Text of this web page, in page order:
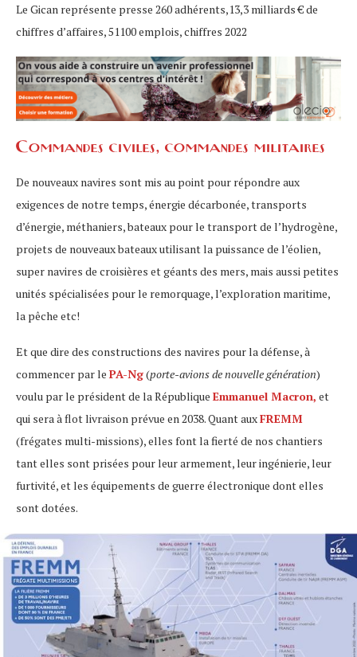
Le Gican représente presse 260 adhérents,13,3 milliards € de
chiffres d’affaires, 51100 emplois, chiffres 2022
Commandes civiles, commandes militaires
De nouveaux navires sont mis au point pour répondre aux
exigences de notre temps, énergie décarbonée, transports
d’énergie, méthaniers, bateaux pour le transport de l’hydrogène,
projets de nouveaux bateaux utilisant la puissance de l’éolien,
super navires de croisières et géants des mers, mais aussi petites
unités spécialisées pour le remorquage, l’exploration maritime,
la pêche etc!
Et que dire des constructions des navires pour la défense, à
commencer par le PA-Ng(porte-avions de nouvelle génération)
voulu par le président de la République Emmanuel Macron, et
qui sera à flot livraison prévue en 2038. Quant auxFREMM
(frégates multi-missions), elles font la fierté de nos chantiers
tant elles sont prisées pour leur armement, leur ingénierie, leur
furtivité, et les équipements de guerre électronique dont elles
sont dotées.